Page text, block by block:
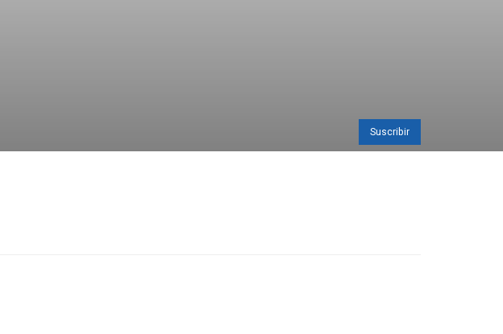
Suscribir